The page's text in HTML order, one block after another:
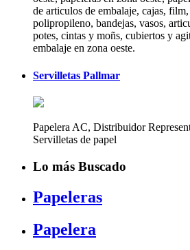
de articulos de embalaje, cajas,
polipropileno, bandejas, vasos,
potes, cintas y moñs, cubiertos y
embalaje en zona oeste.
Servilletas Pallmar
Papelera AC, Distribuidor
Servilletas de papel
Lo más Buscado
Papeleras
Papelera